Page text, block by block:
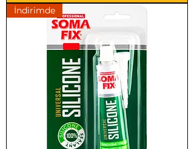
İndirimde